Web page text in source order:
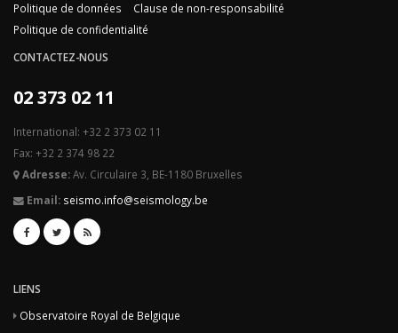
Politique de données
Clause de non-responsabilité
Politique de confidentialité
CONTACTEZ-NOUS
02 373 02 11
International: +32 2 373 02 11
Fax: +32 2 374 98 22
Adresse:Av. Circulaire 3, BE-1180 Bruxelles
Email: seismo.info@seismology.be
LIENS
Observatoire Royal de Belgique